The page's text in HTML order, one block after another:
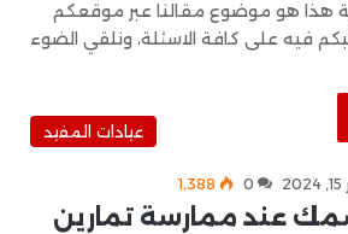
هذا هو موضوع مقالنا عبر موقعكم
فيه على كافة الاسئلة، ونلقي الضوء
عيادات المفيد
0 1٬388
عند ممارسة تمارين